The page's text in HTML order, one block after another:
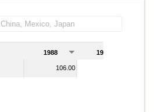
1988 1989
106.00